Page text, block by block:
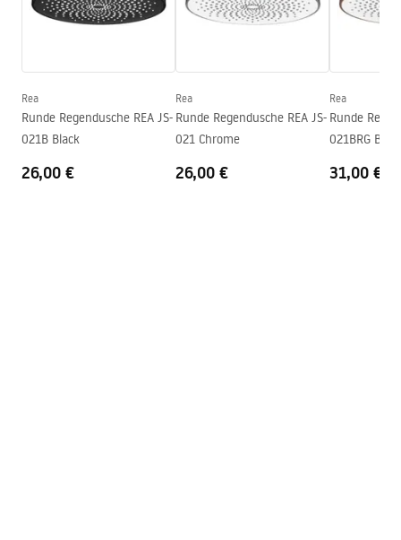
Tiefe
300mm
Garantiebedingungen
Rea
Runde Regendusche REA JS-
021B Black
26,00 €
Rea
Runde Regendusche REA JS-
021 Chrome
26,00 €
Rea
Runde
021BRG
31,00 €